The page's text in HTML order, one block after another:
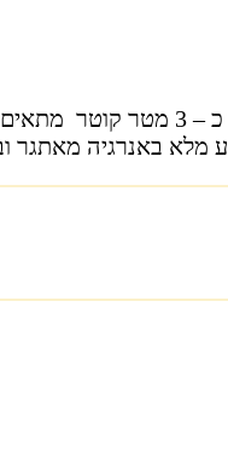
באנרגיה מאתגר